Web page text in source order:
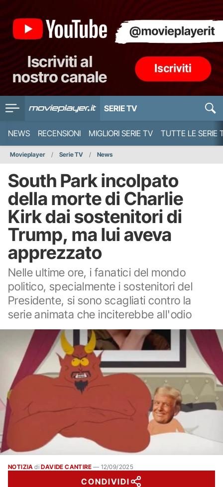
SERIE TV
NEWS RECENSIONI MIGLIORI SERIE TV TUTTE LE SERIE
Movieplayer Serie TV News
South Park incolpato
della morte di Charlie
Kirk dai sostenitori di
Trump, ma lui aveva
apprezzato
Nelle ultime ore, i fanatici del mondo
politico, specialmente i sostenitori del
Presidente, si sono scagliati contro la
serie animata che inciterebbe all'odio
NOTIZIA di DAVIDE CANTIRE —12/09/2025
CONDIVIDI